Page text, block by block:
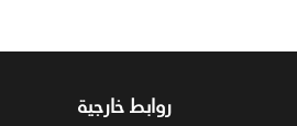
روابط خارجية